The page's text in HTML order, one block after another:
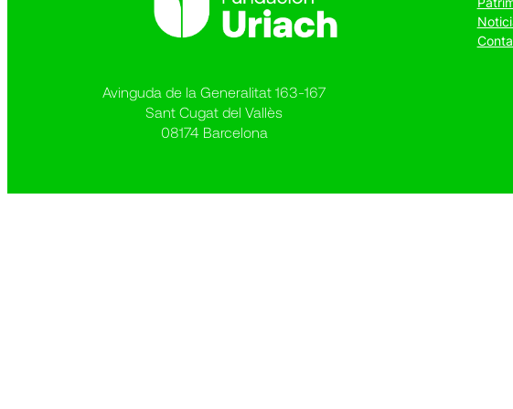
Avinguda de la Generalitat 163-167
Sant Cugat del Vallès
08174 Barcelona